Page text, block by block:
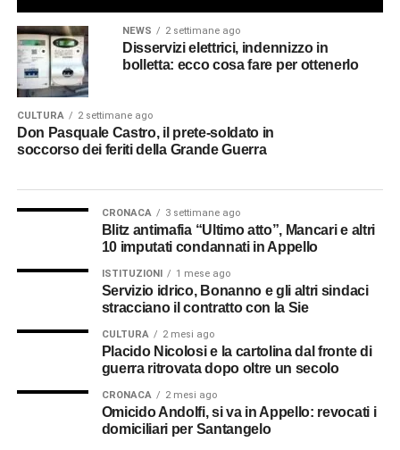
NEWS 2 settimane ago
Disservizi elettrici, indennizzo in
bolletta: ecco cosa fare per ottenerlo
CULTURA 2 settimane ago
Don Pasquale Castro, il prete-soldato in
soccorso dei feriti della Grande Guerra
CRONACA 3 settimane ago
Blitz antimafia “Ultimo atto”, Mancari e altri
10 imputati condannati in Appello
ISTITUZIONI 1 mese ago
Servizio idrico, Bonanno e gli altri sindaci
stracciano il contratto con la Sie
CULTURA 2 mesi ago
Placido Nicolosi e la cartolina dal fronte di
guerra ritrovata dopo oltre un secolo
CRONACA 2 mesi ago
Omicido Andolfi, si va in Appello: revocati i
domiciliari per Santangelo